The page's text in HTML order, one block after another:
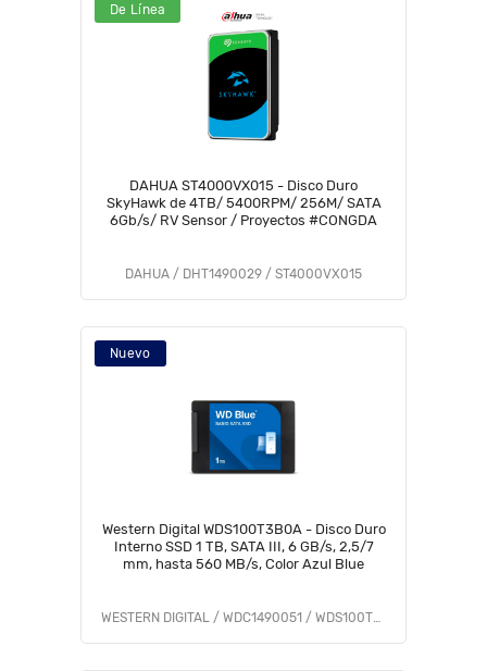
De Línea
DAHUA ST4000VX015 - Disco Duro
SkyHawk de 4TB/ 5400RPM/ 256M/ SATA
6Gb/s/ RV Sensor / Proyectos #CONGDA
DAHUA / DHT1490029 / ST4000VX015
Nuevo
Western Digital WDS100T3B0A - Disco Duro
Interno SSD 1 TB, SATA III, 6 GB/s, 2,5/7
mm, hasta 560 MB/s, Color Azul Blue
WESTERN DIGITAL / WDC1490051 / WDS100T3B0A